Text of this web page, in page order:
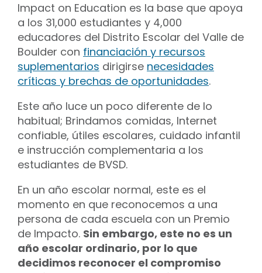
Impact on Education es la base que apoya
a los 31,000 estudiantes y 4,000
educadores del Distrito Escolar del Valle de
Boulder con financiación y recursos
suplementarios dirigirse necesidades
críticas y brechas de oportunidades.
Este año luce un poco diferente de lo
habitual; Brindamos comidas, Internet
confiable, útiles escolares, cuidado infantil
e instrucción complementaria a los
estudiantes de BVSD.
En un año escolar normal, este es el
momento en que reconocemos a una
persona de cada escuela con un Premio
de Impacto. Sin embargo, este no es un
año escolar ordinario, por lo que
decidimos reconocer el compromiso